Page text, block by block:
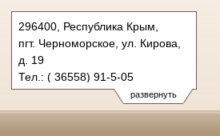
развернуть
296400, Республика Крым,
пгт. Черноморское, ул. Кирова,
д. 19
Тел.: ( 36558) 91-5-05
chernomorskiy.krm@sudrf.ru
показать на карте